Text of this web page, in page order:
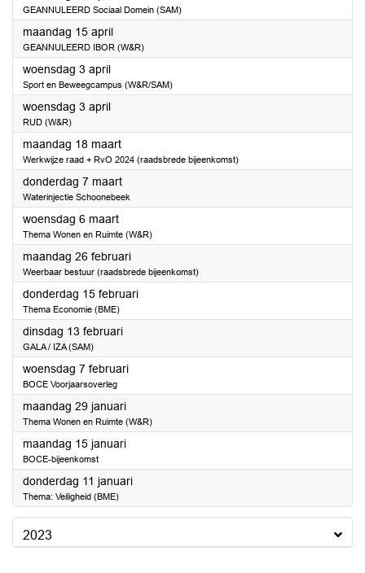
GEANNULEERD Sociaal Domein (SAM)
maandag 15 april2024
GEANNULEERD IBOR (W&R)
woensdag 3 april2024
Sport en Beweegcampus (W&R/SAM)
woensdag 3 april2024
RUD (W&R)
maandag 18 maart2024
Werkwijze raad + RvO 2024 (raadsbrede bijeenkomst)
donderdag 7 maart2024
Waterinjectie Schoonebeek
woensdag 6 maart2024
Thema Wonen en Ruimte (W&R)
maandag 26 februari2024
Weerbaar bestuur (raadsbrede bijeenkomst)
donderdag 15 februari2024
Thema Economie (BME)
dinsdag 13 februari2024
GALA / IZA (SAM)
woensdag 7 februari2024
BOCE Voorjaarsoverleg
maandag 29 januari2024
Thema Wonen en Ruimte (W&R)
maandag 15 januari2024
BOCE-bijeenkomst
donderdag 11 januari2024
Thema: Veiligheid (BME)
2023